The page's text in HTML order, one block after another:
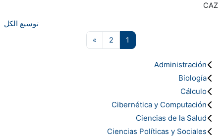
توسيع الكل
صفحة 1صفحة 2الصفحة التالية
Administración
Biología
Cálculo
Cibernética y Computación
Ciencias de la Salud
Ciencias Políticas y Sociales